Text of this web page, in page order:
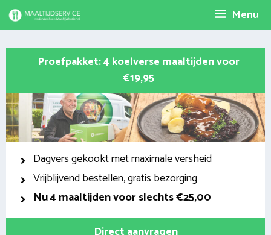
Spring
naar
Menu
Proefpakket: 4koelverse maaltijdenvoor
€19,95
Dagvers gekookt met maximale versheid
Vrijblijvend bestellen, gratis bezorging
Nu4 maaltijden voor slechts €25,00